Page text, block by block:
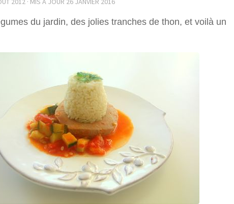
du jardin, des jolies tranches de thon, et voilà un